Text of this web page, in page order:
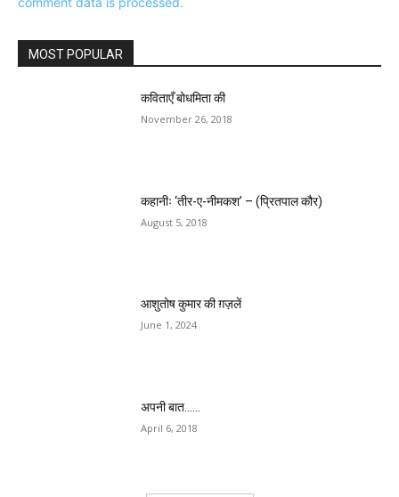
MOST POPULAR
कविताएँ बोधमिता की
November 26, 2018
कहानीः ‘तीर-ए-नीमकश’ – (प्रितपाल कौर)
August 5, 2018
आशुतोष कुमार की ग़ज़लें
June 1, 2024
अपनी बात……
April 6, 2018